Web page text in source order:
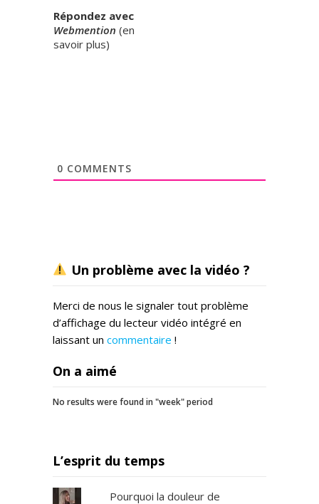
Répondez avec
Webmention (en
savoir plus)
0 COMMENTS
Un problème avec la vidéo ?
Merci de nous le signaler tout problème
d’affichage du lecteur vidéo intégré en
laissant un commentaire !
On a aimé
No results were found in "week" period
L’esprit du temps
Pourquoi la douleur de